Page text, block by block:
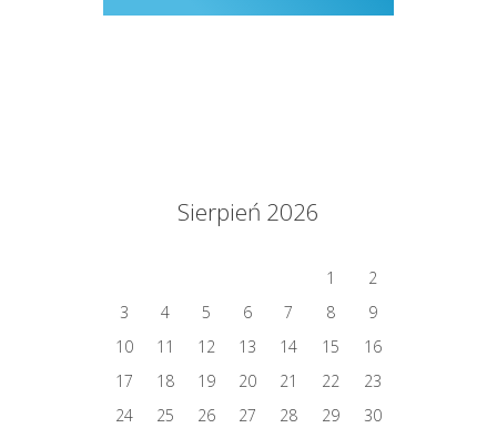
Sierpień 2026
1
2
3
4 5 6 7 8
9
10
11 12 13 14 15
16
17
18 19 20 21 22
23
24
25 26 27 28 29
30